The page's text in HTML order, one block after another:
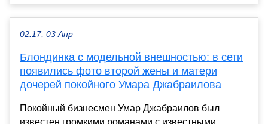
02:17, 03 Апр
Блондинка с модельной внешностью: в сети
появились фото второй жены и матери
дочерей покойного Умара Джабраилова
Покойный бизнесмен Умар Джабраилов был